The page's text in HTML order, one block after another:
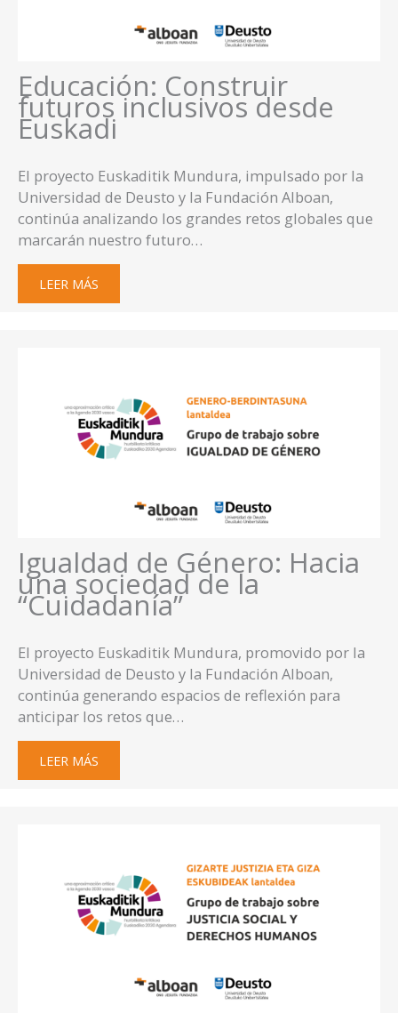
Educación: Construir
futuros inclusivos desde
Euskadi
El proyecto Euskaditik Mundura, impulsado por la
Universidad de Deusto y la Fundación Alboan,
continúa analizando los grandes retos globales que
marcarán nuestro futuro…
LEER MÁS
Igualdad de Género: Hacia
una sociedad de la
“Cuidadanía”
El proyecto Euskaditik Mundura, promovido por la
Universidad de Deusto y la Fundación Alboan,
continúa generando espacios de reflexión para
anticipar los retos que…
LEER MÁS